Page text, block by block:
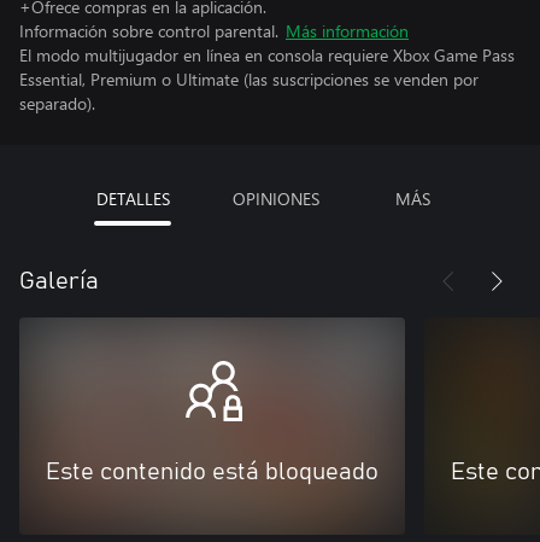
+Ofrece compras en la aplicación.
Información sobre control parental. Más información
El modo multijugador en línea en consola requiere Xbox Game Pass
Essential, Premium o Ultimate (las suscripciones se venden por
separado).
DETALLES OPINIONES MÁS
Galería
Este contenido está bloqueado Este